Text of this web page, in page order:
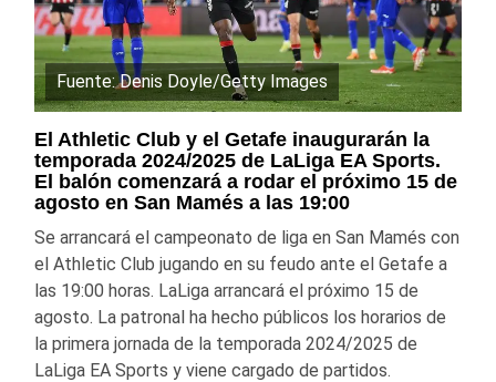
Fuente: Denis Doyle/Getty Images
El Athletic Club y el Getafe inaugurarán la
temporada 2024/2025 de LaLiga EA Sports.
El balón comenzará a rodar el próximo 15 de
agosto en San Mamés a las 19:00
Se arrancará el campeonato de liga en San Mamés con
el Athletic Club jugando en su feudo ante el Getafe a
las 19:00 horas. LaLiga arrancará el próximo 15 de
agosto. La patronal ha hecho públicos los horarios de
la primera jornada de la temporada 2024/2025 de
LaLiga EA Sports y viene cargado de partidos.